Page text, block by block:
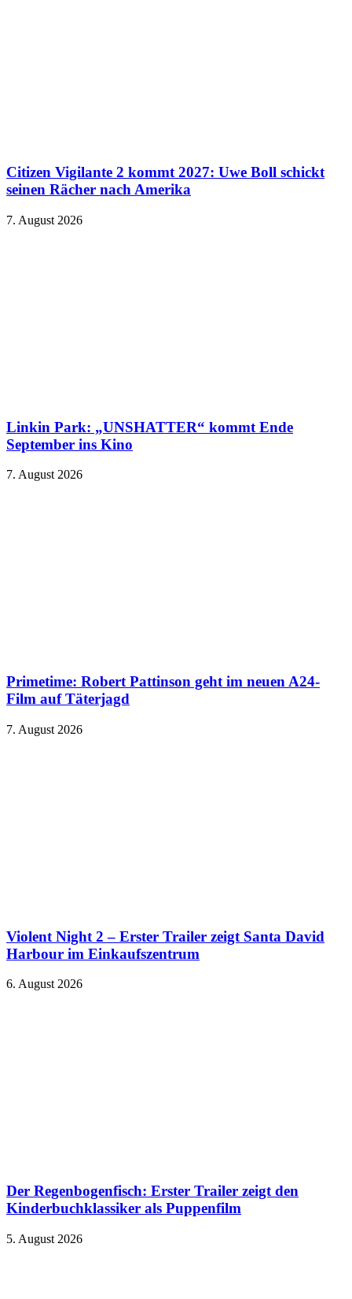
Citizen Vigilante 2 kommt 2027: Uwe Boll schickt
seinen Rächer nach Amerika
7. August 2026
Linkin Park: „UNSHATTER“ kommt Ende
September ins Kino
7. August 2026
Primetime: Robert Pattinson geht im neuen A24-
Film auf Täterjagd
7. August 2026
Violent Night 2 – Erster Trailer zeigt Santa David
Harbour im Einkaufszentrum
6. August 2026
Der Regenbogenfisch: Erster Trailer zeigt den
Kinderbuchklassiker als Puppenfilm
5. August 2026